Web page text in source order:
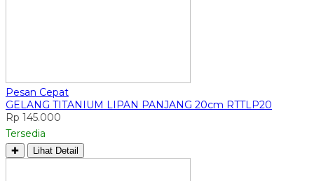
Pesan Cepat
GELANG TITANIUM LIPAN PANJANG 20cm RTTLP20
Rp 145.000
Tersedia
✚ Lihat Detail